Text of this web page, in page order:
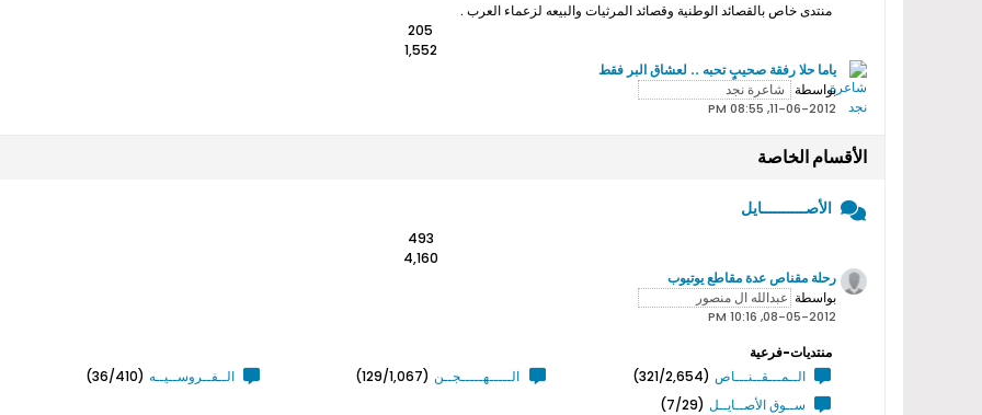
منتدى خاص بالقصائد الوطنية وقصائد المرثيات والبيعه لزعماء العرب .
205
1,552
ياما حلا رفقة صحيبٍ تحبه .. لعشاق البر فقط
بواسطة
11-06-2012, 08:55 PM
الأقسام الخاصة
الأصــــــــــايل
493
4,160
رحلة مقناص عدة مقاطع يوتيوب
بواسطة
08-05-2012, 10:16 PM
منتديات-فرعية
الــمـــقــنـــاص (321/2,654) الـــــهـــــجــن (129/1,067) الــفــروســيــه (36/410)
ســوق الأصــايــل (7/29)